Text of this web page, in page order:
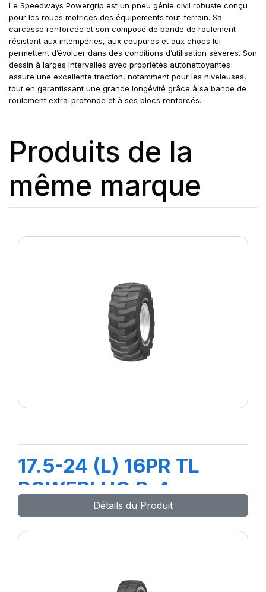
Le Speedways Powergrip est un pneu génie civil robuste conçu
pour les roues motrices des équipements tout-terrain. Sa
carcasse renforcée et son composé de bande de roulement
résistant aux intempéries, aux coupures et aux chocs lui
permettent d’évoluer dans des conditions d’utilisation sévères. Son
dessin à larges intervalles avec propriétés autonettoyantes
assure une excellente traction, notamment pour les niveleuses,
tout en garantissant une grande longévité grâce à sa bande de
roulement extra-profonde et à ses blocs renforcés.
Produits de la
même marque
17.5-24 (L) 16PR TL
POWERLUG R-4
Détails du Produit